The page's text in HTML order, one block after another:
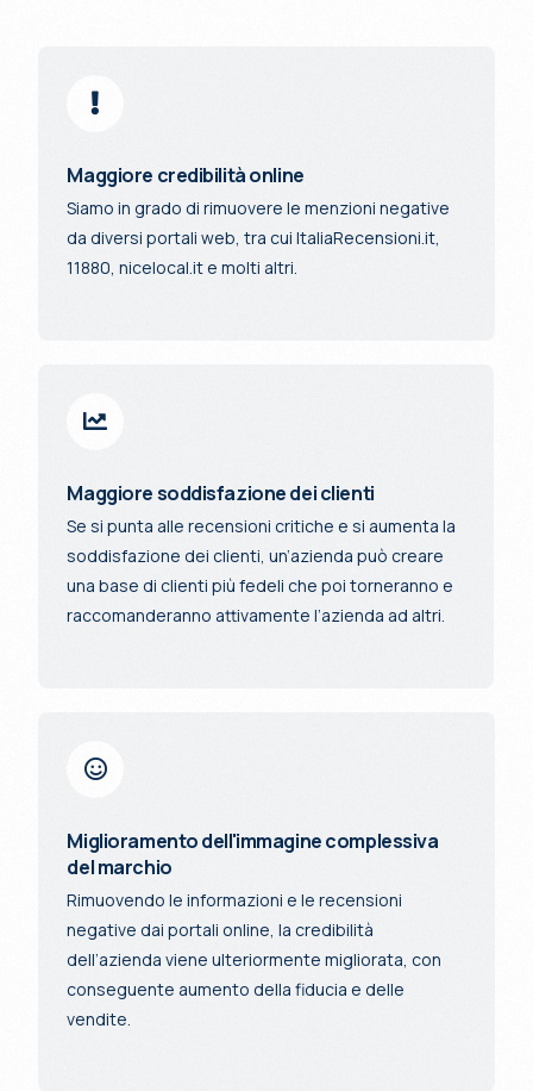
Maggiore credibilità online
Siamo in grado di rimuovere le menzioni negative
da diversi portali web, tra cui ItaliaRecensioni.it,
11880, nicelocal.it e molti altri.
Maggiore soddisfazione dei clienti
Se si punta alle recensioni critiche e si aumenta la
soddisfazione dei clienti, un’azienda può creare
una base di clienti più fedeli che poi torneranno e
raccomanderanno attivamente l’azienda ad altri.
Miglioramento dell'immagine complessiva
del marchio
Rimuovendo le informazioni e le recensioni
negative dai portali online, la credibilità
dell’azienda viene ulteriormente migliorata, con
conseguente aumento della fiducia e delle
vendite.